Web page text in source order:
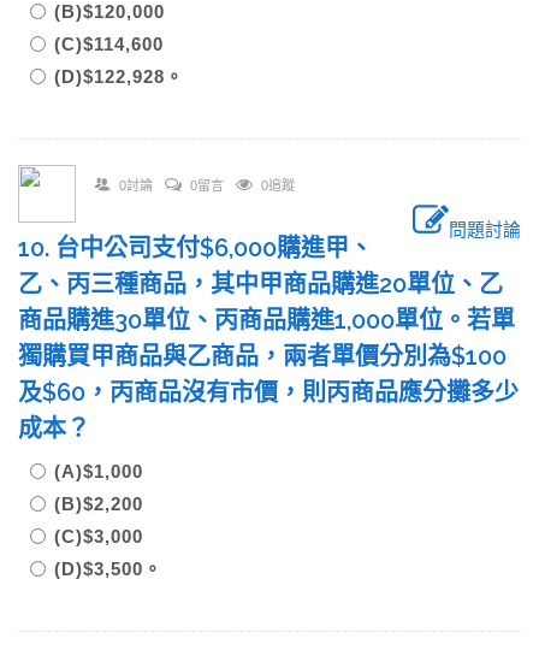
(B)$120,000
(C)$114,600
(D)$122,928。
0討論 0留言 0追蹤
問題討論
10. 台中公司支付$6,000購進甲、
乙、丙三種商品，其中甲商品購進20單位、乙
商品購進30單位、丙商品購進1,000單位。若單
獨購買甲商品與乙商品，兩者單價分別為$100
及$60，丙商品沒有市價，則丙商品應分攤多少
成本？
(A)$1,000
(B)$2,200
(C)$3,000
(D)$3,500。